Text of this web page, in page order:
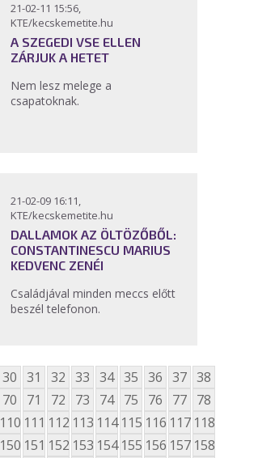
21-02-11 15:56,
KTE/kecskemetite.hu
A SZEGEDI VSE ELLEN
ZÁRJUK A HETET
Nem lesz melege a
csapatoknak.
21-02-09 16:11,
KTE/kecskemetite.hu
DALLAMOK AZ ÖLTÖZŐBŐL:
CONSTANTINESCU MARIUS
KEDVENC ZENÉI
Családjával minden meccs előtt
beszél telefonon.
30 31 32 33 34 35 36 37 38
70 71 72 73 74 75 76 77 78
110 111 112 113 114 115 116 117 118
150 151 152 153 154 155 156 157 158